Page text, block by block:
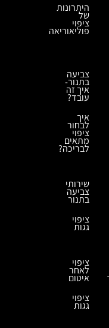
היתרונות
של
ציפוי
פוליאוריאה
צביעה
בתנור-
איך זה
עובד?
איך
לבחור
ציפוי
מתאים
לבריכה?
שירותי
צביעה
בתנור
ציפוי
גגות
ציפוי
לאחר
איטום
ציפוי
גגות